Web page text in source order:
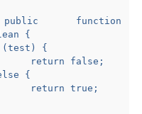
{
(test) {
				return false;
else {
				return true;